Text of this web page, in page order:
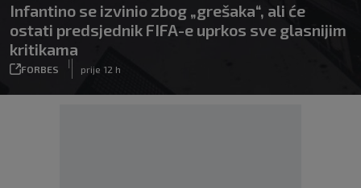
Infantino se izvinio zbog „grešaka“, ali će
ostati predsjednik FIFA-e uprkos sve glasnijim
kritikama
FORBES
|
prije 12 h